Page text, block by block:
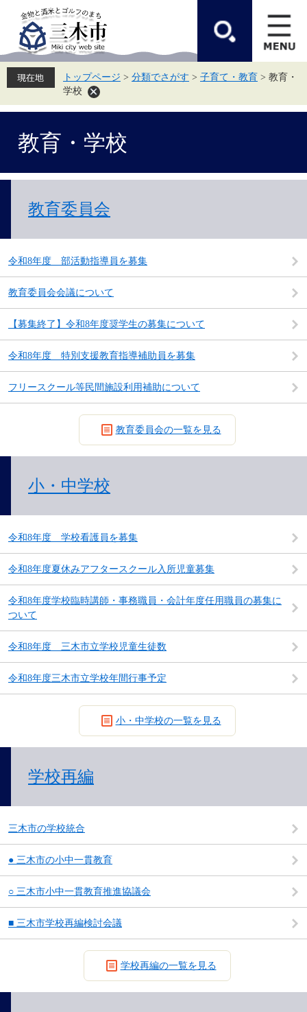
先
頭
を
飛
て
トップページ > 分類でさがす > 子育て・教育 > 教育・
学校
教育・学校
教育委員会
令和8年度 部活動指導員を募集
教育委員会会議について
【募集終了】令和8年度奨学生の募集について
令和8年度 特別支援教育指導補助員を募集
フリースクール等民間施設利用補助について
教育委員会の一覧を見る
小・中学校
令和8年度 学校看護員を募集
令和8年度夏休みアフタースクール入所児童募集
令和8年度学校臨時講師・事務職員・会計年度任用職員の募集に
ついて
令和8年度 三木市立学校児童生徒数
令和8年度三木市立学校年間行事予定
小・中学校の一覧を見る
学校再編
三木市の学校統合
● 三木市の小中一貫教育
○ 三木市小中一貫教育推進協議会
■ 三木市学校再編検討会議
学校再編の一覧を見る